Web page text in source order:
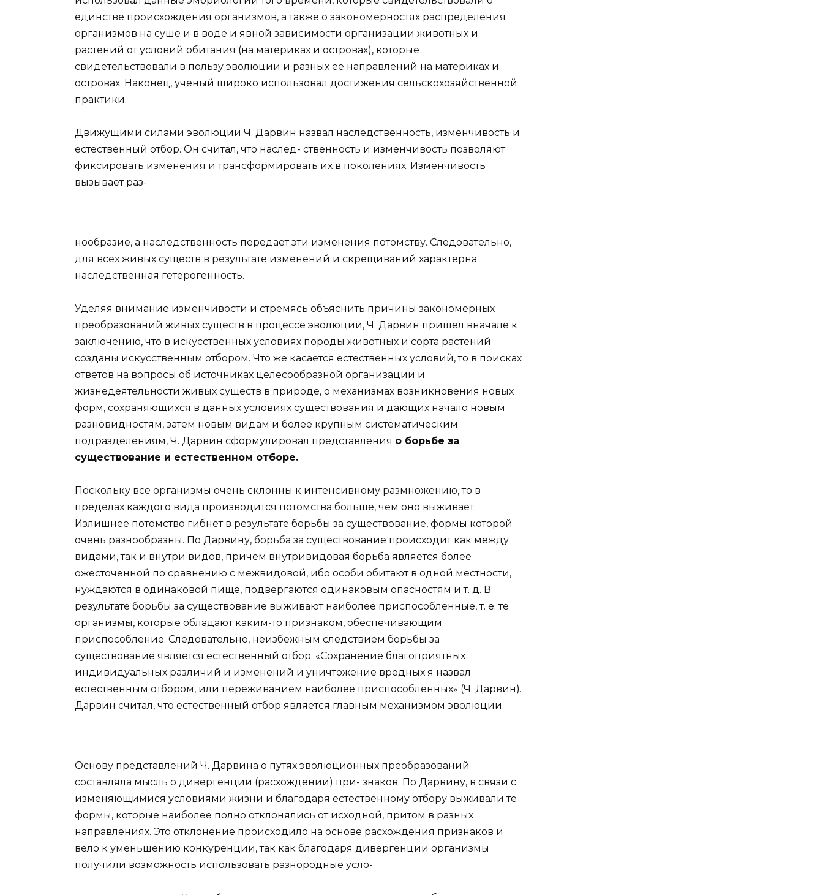
единстве происхождения организмов, а также о закономерностях распределения
организмов на суше и в воде и явной зависимости организации животных и
растений от условий обитания (на материках и островах), которые
свидетельствовали в пользу эволюции и разных ее направлений на материках и
островах. Наконец, ученый широко использовал достижения сельскохозяйственной
практики.
Движущими силами эволюции Ч. Дарвин назвал наследственность, изменчивость и
естественный отбор. Он считал, что наслед- ственность и изменчивость позволяют
фиксировать изменения и трансформировать их в поколениях. Изменчивость
вызывает раз-
нообразие, а наследственность передает эти изменения потомству. Следовательно,
для всех живых существ в результате изменений и скрещиваний характерна
наследственная гетерогенность.
Уделяя внимание изменчивости и стремясь объяснить причины закономерных
преобразований живых существ в процессе эволюции, Ч. Дарвин пришел вначале к
заключению, что в искусственных условиях породы животных и сорта растений
созданы искусственным отбором. Что же касается естественных условий, то в поисках
ответов на вопросы об источниках целесообразной организации и
жизнедеятельности живых существ в природе, о механизмах возникновения новых
форм, сохраняющихся в данных условиях существования и дающих начало новым
разновидностям, затем новым видам и более крупным систематическим
подразделениям, Ч. Дарвин сформулировал представления о борьбе за
существование и естественном отборе.
Поскольку все организмы очень склонны к интенсивному размножению, то в
пределах каждого вида производится потомства больше, чем оно выживает.
Излишнее потомство гибнет в результате борьбы за существование, формы которой
очень разнообразны. По Дарвину, борьба за существование происходит как между
видами, так и внутри видов, причем внутривидовая борьба является более
ожесточенной по сравнению с межвидовой, ибо особи обитают в одной местности,
нуждаются в одинаковой пище, подвергаются одинаковым опасностям и т. д. В
результате борьбы за существование выживают наиболее приспособленные, т. е. те
организмы, которые обладают каким-то признаком, обеспечивающим
приспособление. Следовательно, неизбежным следствием борьбы за
существование является естественный отбор. «Сохранение благоприятных
индивидуальных различий и изменений и уничтожение вредных я назвал
естественным отбором, или переживанием наиболее приспособленных» (Ч. Дарвин).
Дарвин считал, что естественный отбор является главным механизмом эволюции.
Основу представлений Ч. Дарвина о путях эволюционных преобразований
составляла мысль о дивергенции (расхождении) при- знаков. По Дарвину, в связи с
изменяющимися условиями жизни и благодаря естественному отбору выживали те
формы, которые наиболее полно отклонялись от исходной, притом в разных
направлениях. Это отклонение происходило на основе расхождения признаков и
вело к уменьшению конкуренции, так как благодаря дивергенции организмы
получили возможность использовать разнородные усло-